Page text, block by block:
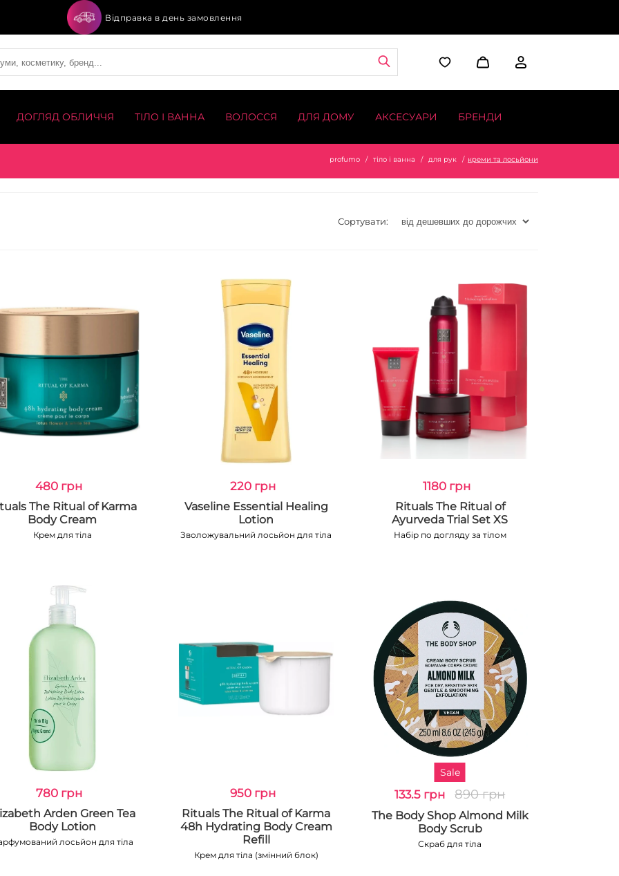
Відправка в день замовлення
ДОГЛЯД ОБЛИЧЧЯ ТІЛО І ВАННА ВОЛОССЯ ДЛЯ ДОМУ АКСЕСУАРИ БРЕНДИ
profumo тіло і ванна для рук креми та лосьйони
Сортувати:
480 грн
The Ritual of Karma
Body Cream
Крем для тіла
220 грн
Vaseline Essential Healing
Lotion
Зволожувальний лосьйон для тіла
1180 грн
Rituals The Ritual of
Ayurveda Trial Set XS
Набір по догляду за тілом
780 грн
Arden Green Tea
Body Lotion
лосьйон для тіла
950 грн
Rituals The Ritual of Karma
48h Hydrating Body Cream
Refill
Крем для тіла (змінний блок)
Sale
133.5 грн 890 грн
The Body Shop Almond Milk
Body Scrub
Скраб для тіла